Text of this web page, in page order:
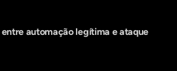
entre automação legítima e ataque